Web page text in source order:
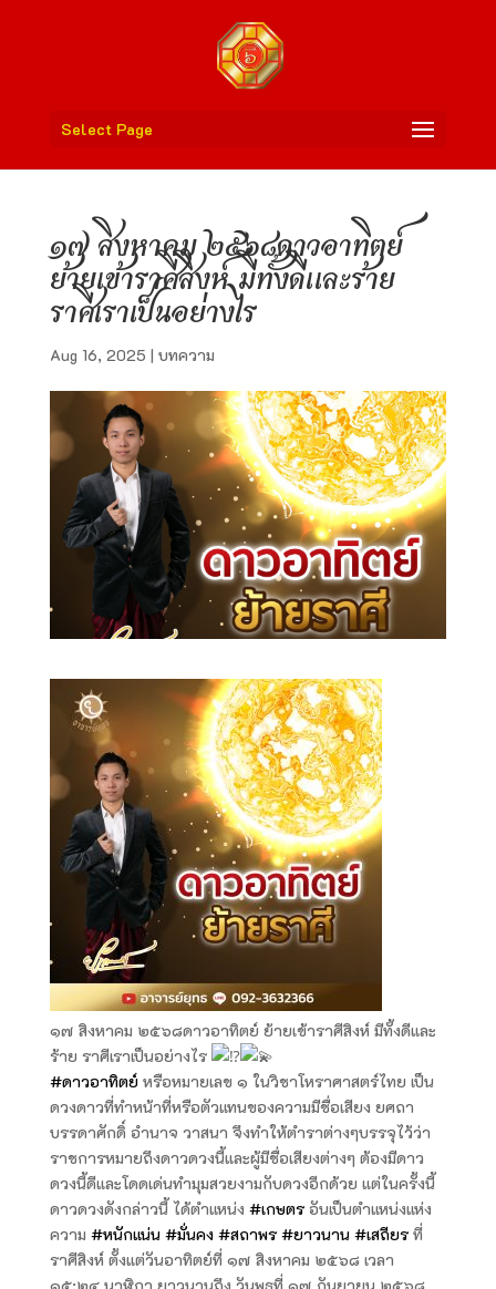
Select Page
๑๗ สิงหาคม ๒๕๖๘ดาวอาทิตย์
ย้ายเข้าราศีสิงห์ มีทั้งดีและร้าย
ราศีเราเป็นอย่างไร
Aug 16, 2025 | บทความ
๑๗ สิงหาคม ๒๕๖๘ดาวอาทิตย์ ย้ายเข้าราศีสิงห์ มีทั้งดีและ
ร้าย ราศีเราเป็นอย่างไร
#ดาวอาทิตย์หรือหมายเลข ๑ ในวิชาโหราศาสตร์ไทย เป็น
ดวงดาวที่ทำหน้าที่หรือตัวแทนของความมีชื่อเสียง ยศถา
บรรดาศักดิ์ อำนาจ วาสนา จึงทำให้ตำราต่างๆบรรจุไว้ว่า
ราชการหมายถึงดาวดวงนี้และผู้มีชื่อเสียงต่างๆ ต้องมีดาว
ดวงนี้ดีและโดดเด่นทำมุมสวยงามกับดวงอีกด้วย แต่ในครั้งนี้
ดาวดวงดังกล่าวนี้ ได้ตำแหน่ง #เกษตรอันเป็นตำแหน่งแห่ง
ความ #หนักแน่น #มั่นคง #สถาพร #ยาวนาน #เสถียรที่
ราศีสิงห์ ตั้งแต่วันอาทิตย์ที่ ๑๗ สิงหาคม ๒๕๖๘ เวลา